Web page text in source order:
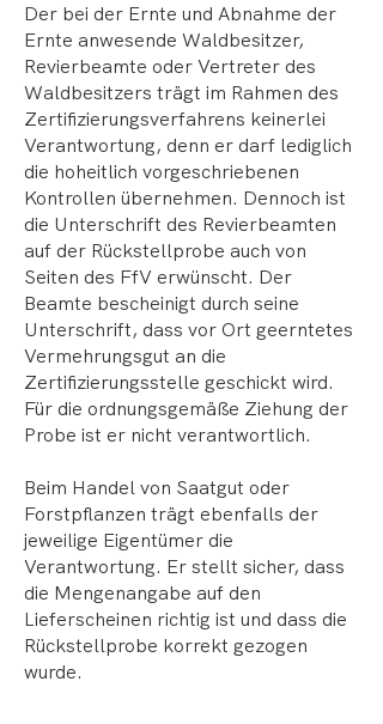
Der bei der Ernte und Abnahme der
Ernte anwesende Waldbesitzer,
Revierbeamte oder Vertreter des
Waldbesitzers trägt im Rahmen des
Zertifizierungsverfahrens keinerlei
Verantwortung, denn er darf lediglich
die hoheitlich vorgeschriebenen
Kontrollen übernehmen. Dennoch ist
die Unterschrift des Revierbeamten
auf der Rückstellprobe auch von
Seiten des FfV erwünscht. Der
Beamte bescheinigt durch seine
Unterschrift, dass vor Ort geerntetes
Vermehrungsgut an die
Zertifizierungsstelle geschickt wird.
Für die ordnungsgemäße Ziehung der
Probe ist er nicht verantwortlich.
Beim Handel von Saatgut oder
Forstpflanzen trägt ebenfalls der
jeweilige Eigentümer die
Verantwortung. Er stellt sicher, dass
die Mengenangabe auf den
Lieferscheinen richtig ist und dass die
Rückstellprobe korrekt gezogen
wurde.